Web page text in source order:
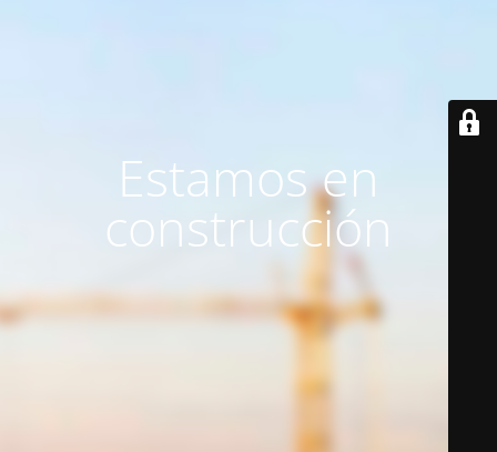
Estamos en
construcción